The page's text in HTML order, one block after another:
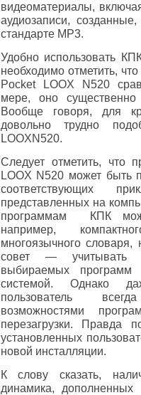
видеоматериалы,
аудиозаписи,
стандарте MP3.
Удобно использовать
необходимо отметить,
Pocket LOOX
N520
мере, оно
Вообще говоря, для
довольно трудно
LOOXN520.
Следует отметить, что
LOOX N520 может быть
соответствующих
представленных на
программам КПК
например,
многоязычного
совет — учитывать
выбираемых программ
системой. Однако
пользователь
возможностями
перезагрузки. Правда
установленных
новой инсталляции.
К слову сказать,
динамика,